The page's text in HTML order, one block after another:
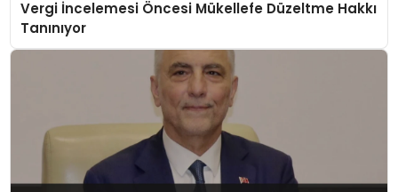
Vergi İncelemesi Öncesi Mükellefe Düzeltme Hakkı
Tanınıyor